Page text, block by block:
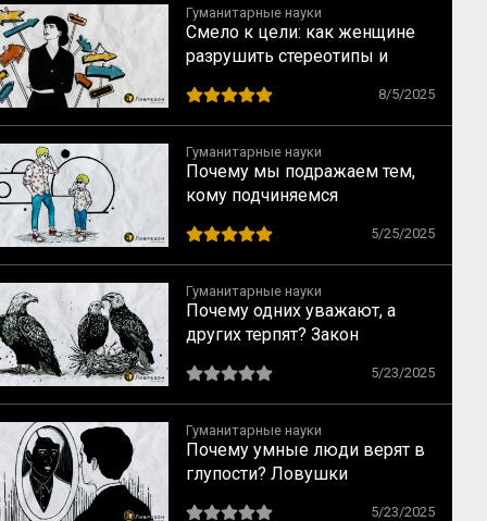
Гуманитарные науки
Смело к цели: как женщине
разрушить стереотипы и
профессию, не уповая на
мечты
8/5/2025
Гуманитарные науки
Почему мы подражаем тем,
кому подчиняемся
5/25/2025
Гуманитарные науки
Почему одних уважают, а
других терпят? Закон
Спенсеру
5/23/2025
Гуманитарные науки
Почему умные люди верят в
глупости? Ловушки
5/23/2025